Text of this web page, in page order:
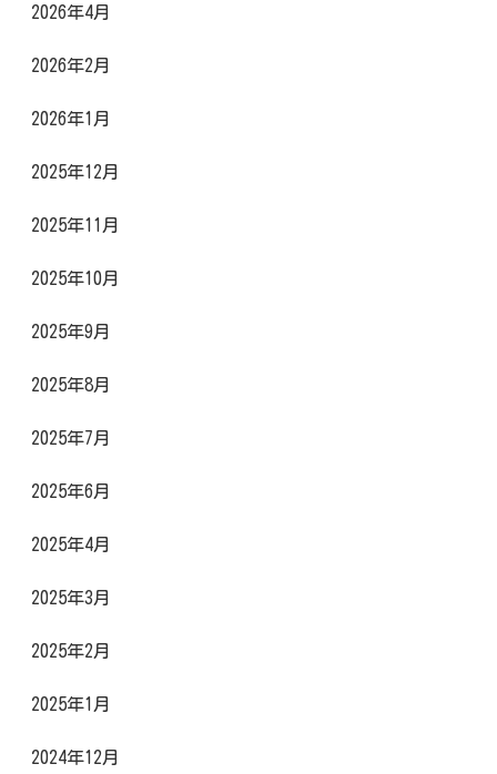
2026年4月
2026年2月
2026年1月
2025年12月
2025年11月
2025年10月
2025年9月
2025年8月
2025年7月
2025年6月
2025年4月
2025年3月
2025年2月
2025年1月
2024年12月